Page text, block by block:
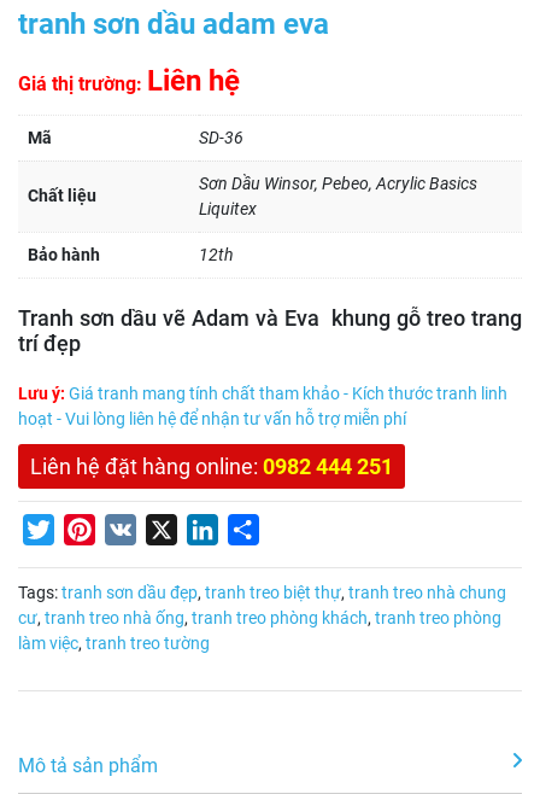
tranh sơn dầu adam eva
Giá thị trường: Liên hệ
Mã SD-36
Chất liệu
Sơn Dầu Winsor, Pebeo, Acrylic Basics
Liquitex
Bảo hành 12th
Tranh sơn dầu vẽ Adam và Eva khung gỗ treo trang
trí đẹp
Lưu ý: Giá tranh mang tính chất tham khảo - Kích thước tranh linh
hoạt - Vui lòng liên hệ để nhận tư vấn hỗ trợ miễn phí
Liên hệ đặt hàng online: 0982 444 251
TwitterPinterest
VK LinkedIn
Tags:tranh sơn dầu đẹp, tranh treo biệt thự, tranh treo nhà chung
cư, tranh treo nhà ống, tranh treo phòng khách, tranh treo phòng
làm việc, tranh treo tường
Mô tả sản phẩm